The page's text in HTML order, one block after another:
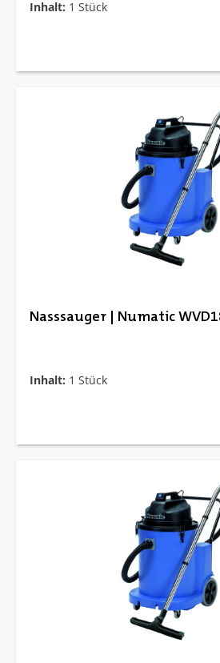
Inhalt: 1 Stück
Nasssauger | Numatic
Inhalt: 1 Stück